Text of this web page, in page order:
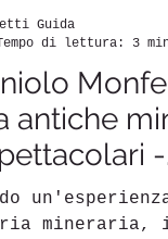
antiche
-
mineraria, i
Guida
di lettura: 3